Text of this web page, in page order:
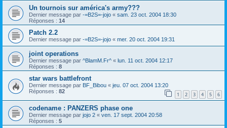
Un tournois sur américa's army???
Dernier message par -=B2S=-jojo « sam. 23 oct. 2004 18:30
Réponses : 14
Patch 2.2
Dernier message par -=B2S=-jojo « mer. 20 oct. 2004 19:31
joint operations
Dernier message par ^BlamM.Fr^ « lun. 11 oct. 2004 12:17
Réponses : 8
star wars battlefront
Dernier message par BF_Bibou « jeu. 07 oct. 2004 13:20
Réponses : 82 1 2 3 4 5 6
codename : PANZERS phase one
Dernier message par jojo 2 « ven. 17 sept. 2004 20:58
Réponses : 5